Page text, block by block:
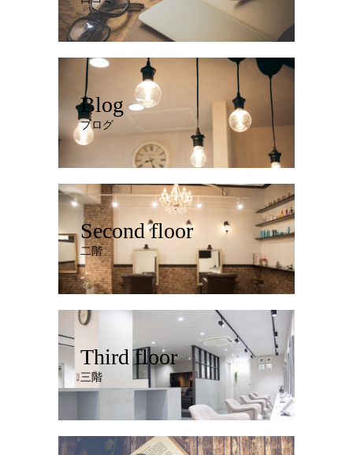
Blog
ブログ
Second floor
二階
Third floor
三階